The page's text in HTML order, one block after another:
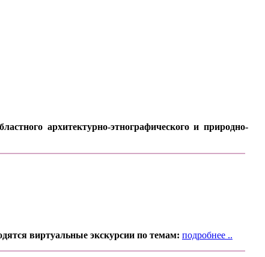
архитектурно-этнографического и природно-
виртуальные экскурсии по темам: подробнее ..